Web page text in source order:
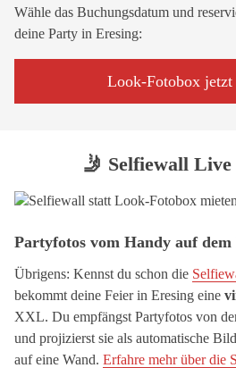
Wähle das Buchungsdatum und
deine Party in Eresing:
Look-Fotobox jetzt
🤳 Selfiewall Live
Partyfotos vom Handy auf dem
Übrigens: Kennst du schon die
bekommt deine Feier in Eresing eine
XXL. Du empfängst Partyfotos von
und projizierst sie als automatische
auf eine Wand. Erfahre mehr über die